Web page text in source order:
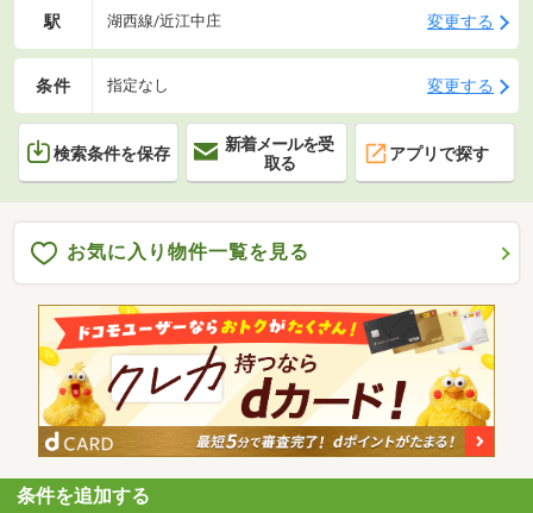
駅 湖西線/近江中庄 変更する
条件 指定なし 変更する
検索条件を保存
新着メールを受
取る
アプリで探す
お気に入り物件一覧を見る
条件を追加する